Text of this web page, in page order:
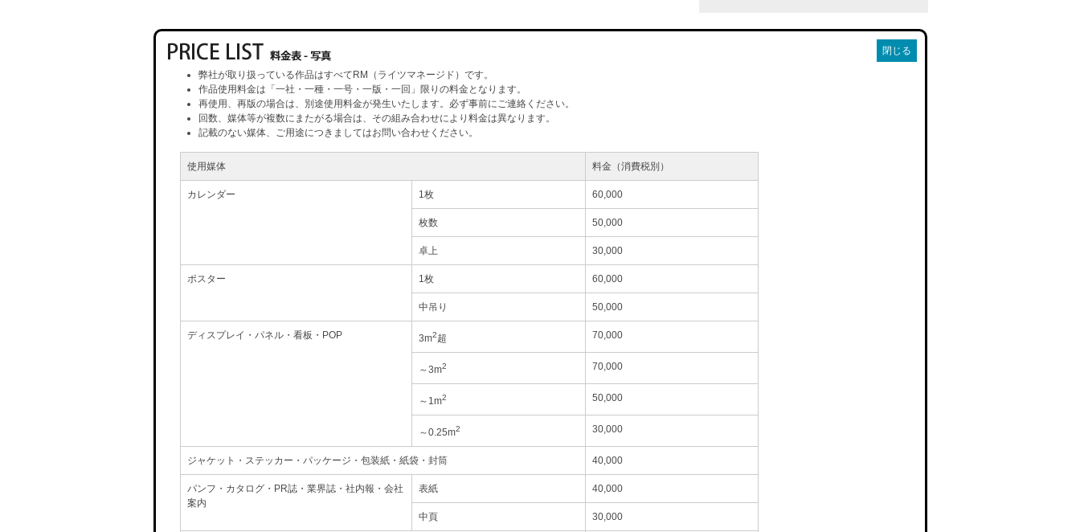
閉じる
弊社が取り扱っている作品はすべてRM（ライツマネージド）です。
作品使用料金は「一社・一種・一号・一版・一回」限りの料金となります。
再使用、再版の場合は、別途使用料金が発生いたします。必ず事前にご連絡ください。
回数、媒体等が複数にまたがる場合は、その組み合わせにより料金は異なります。
記載のない媒体、ご用途につきましてはお問い合わせください。
使用媒体 料金（消費税別）
カレンダー 1枚 60,000
枚数 50,000
卓上 30,000
ポスター 1枚 60,000
中吊り 50,000
ディスプレイ・パネル・看板・POP 3m2超 70,000
～3m2 70,000
～1m2 50,000
～0.25m2 30,000
ジャケット・ステッカー・パッケージ・包装紙・紙袋・封筒 40,000
パンフ・カタログ・PR誌・業界誌・社内報・会社
案内
表紙 40,000
中頁 30,000